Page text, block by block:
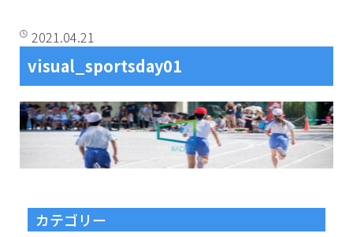
2021.04.21
visual_sportsday01
カテゴリー